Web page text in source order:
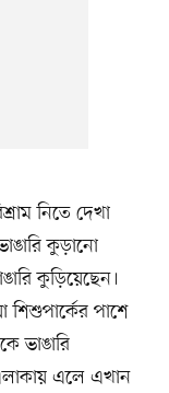
নিতে দেখা
কুড়ানো
কুড়িয়েছেন।
পাশে
ভাঙারি
এলে এখান